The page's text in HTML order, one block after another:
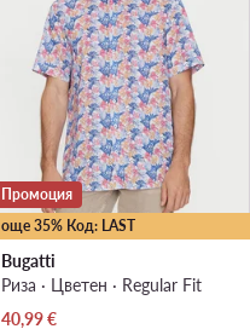
още 35% Код: LAST
Промоция
Bugatti
Риза · Цветен · Regular Fit
Актуална цена
40,99€